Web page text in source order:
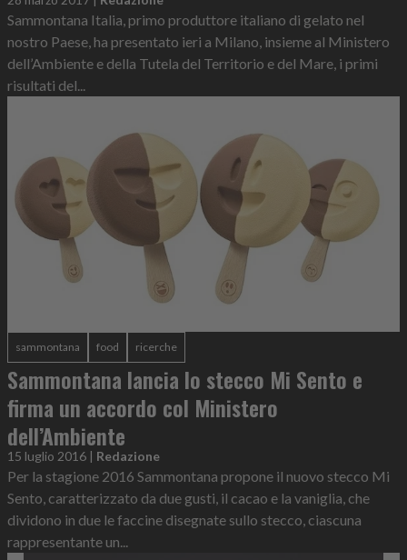
Sammontana Italia, primo produttore italiano di gelato nel
nostro Paese, ha presentato ieri a Milano, insieme al Ministero
dell’Ambiente e della Tutela del Territorio e del Mare, i primi
risultati del...
sammontana food ricerche
Sammontana lancia lo stecco Mi Sento e
firma un accordo col Ministero
dell’Ambiente
15 luglio 2016 | Redazione
Per la stagione 2016 Sammontana propone il nuovo stecco Mi
Sento, caratterizzato da due gusti, il cacao e la vaniglia, che
dividono in due le faccine disegnate sullo stecco, ciascuna
rappresentante un...